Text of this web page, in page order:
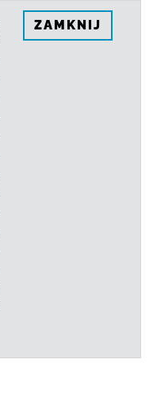
ZAMKNIJ